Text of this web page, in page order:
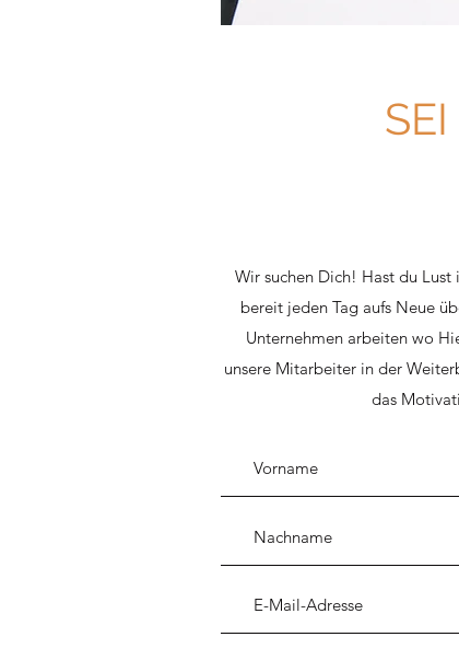
Wir suchen Dich! Hast du
bereit jeden Tag aufs Neue
Unternehmen arbeiten wo
unsere Mitarbeiter in der
das